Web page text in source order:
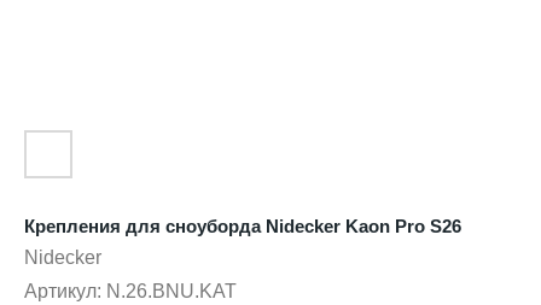
Крепления для сноуборда Nidecker Kaon Pro S26
Nidecker
Артикул: N.26.BNU.KAT